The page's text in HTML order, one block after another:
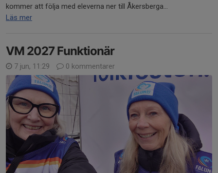
kommer att följa med eleverna ner till Åkersberga...
Läs mer
VM 2027 Funktionär
7 jun, 11:29 0 kommentarer